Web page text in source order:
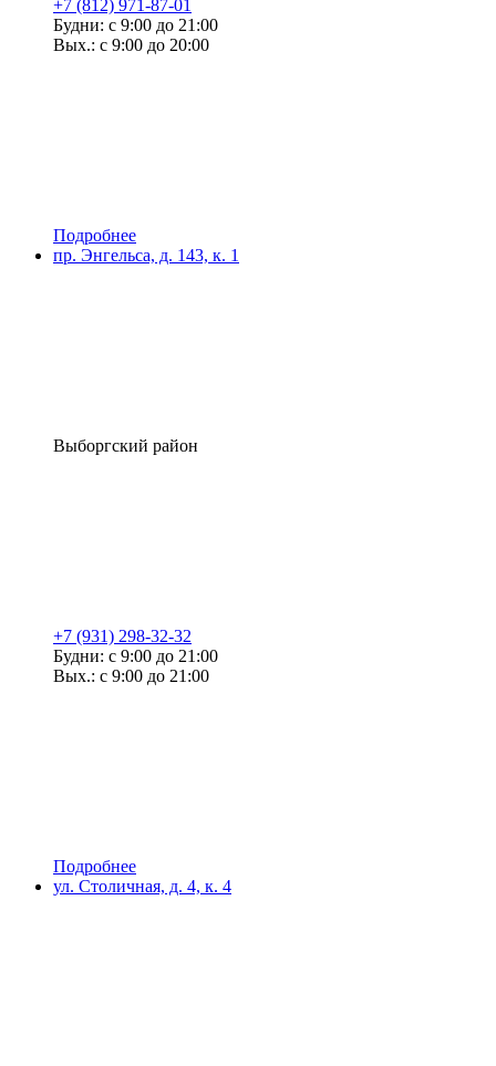
+7 (812) 971-87-01
Будни: с 9:00 до 21:00
Вых.: с 9:00 до 20:00
Подробнее
пр. Энгельса, д. 143, к. 1
Выборгский район
+7 (931) 298-32-32
Будни: с 9:00 до 21:00
Вых.: с 9:00 до 21:00
Подробнее
ул. Столичная, д. 4, к. 4